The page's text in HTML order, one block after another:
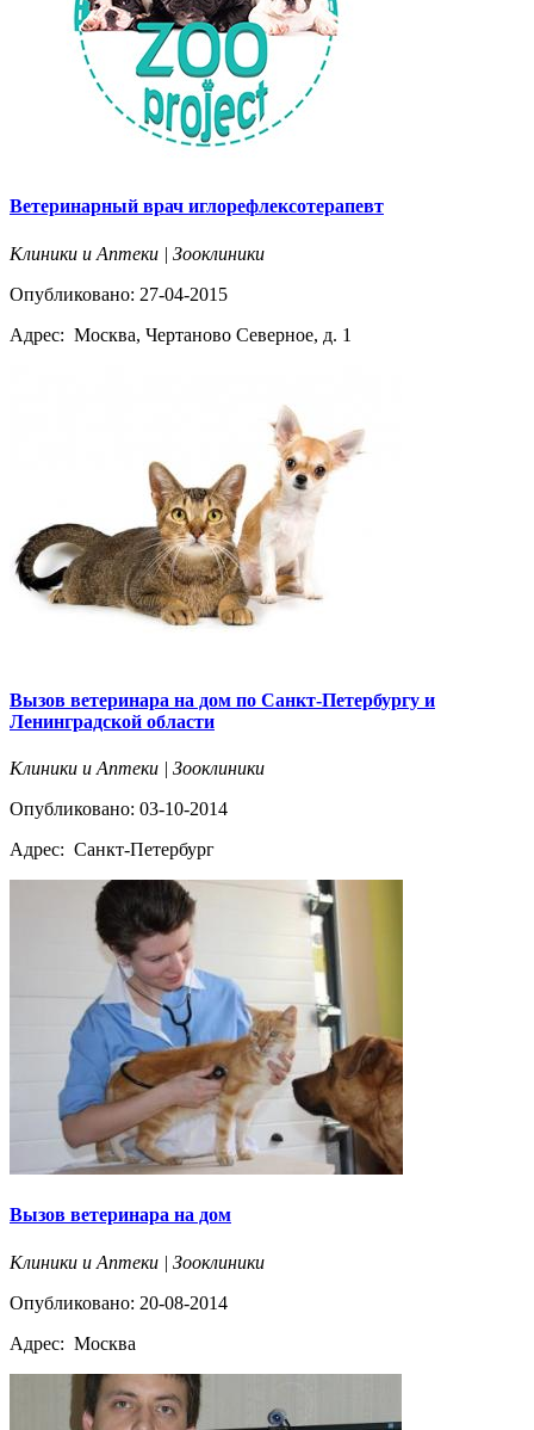
Ветеринарный врач иглорефлексотерапевт
Клиники и Аптеки | Зооклиники
Опубликовано: 27-04-2015
Адрес: Москва, Чертаново Северное, д. 1
Вызов ветеринара на дом по Санкт-Петербургу и
Ленинградской области
Клиники и Аптеки | Зооклиники
Опубликовано: 03-10-2014
Адрес: Санкт-Петербург
Вызов ветеринара на дом
Клиники и Аптеки | Зооклиники
Опубликовано: 20-08-2014
Адрес: Москва